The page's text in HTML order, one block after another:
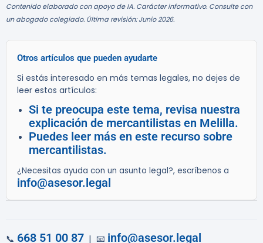
Contenido elaborado con apoyo de IA. Carácter informativo. Consulte con
un abogado colegiado. Última revisión: Junio 2026.
Otros artículos que pueden ayudarte
Si estás interesado en más temas legales, no dejes de
leer estos artículos:
Si te preocupa este tema, revisa nuestra
explicación de mercantilistas en Melilla.
Puedes leer más en este recurso sobre
mercantilistas.
¿Necesitas ayuda con un asunto legal?, escríbenos a
info@asesor.legal
📞 668 51 00 87 | 📧 info@asesor.legal